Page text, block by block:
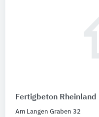
Fertigbeton Rheinland
Am Langen Graben 32